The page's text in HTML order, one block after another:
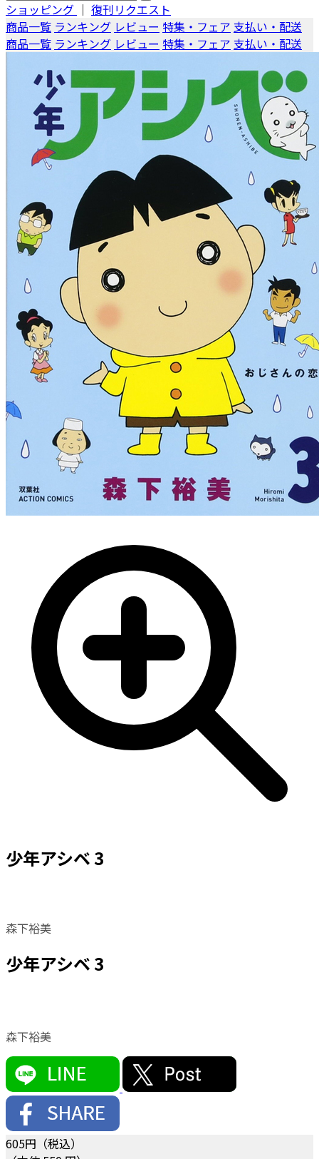
ショッピング ｜ 復刊リクエスト
商品一覧 ランキング レビュー 特集・フェア 支払い・配送
商品一覧 ランキング レビュー 特集・フェア 支払い・配送
少年アシベ 3
森下裕美
少年アシベ 3
森下裕美
605円（税込）